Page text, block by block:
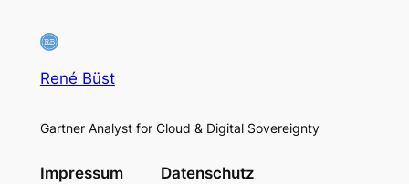
René Büst
Gartner Analyst for Cloud & Digital Sovereignty
Impressum Datenschutz